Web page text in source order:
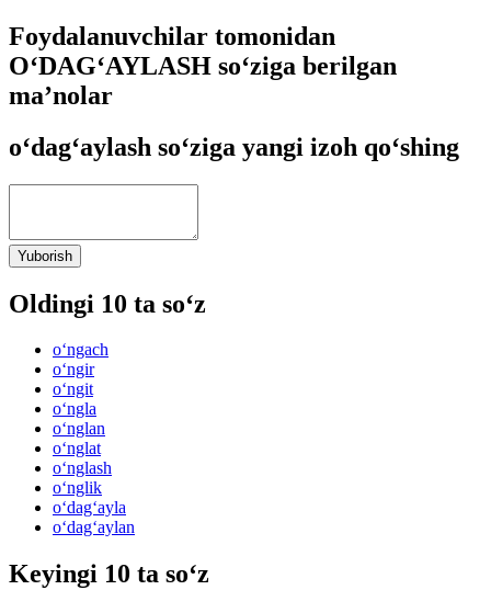
Foydalanuvchilar tomonidan
O‘DAG‘AYLASH so‘ziga berilgan
ma’nolar
o‘dag‘aylash so‘ziga yangi izoh qo‘shing
Yuborish
Oldingi 10 ta so‘z
o‘ngach
o‘ngir
o‘ngit
o‘ngla
o‘nglan
o‘nglat
o‘nglash
o‘nglik
o‘dag‘ayla
o‘dag‘aylan
Keyingi 10 ta so‘z